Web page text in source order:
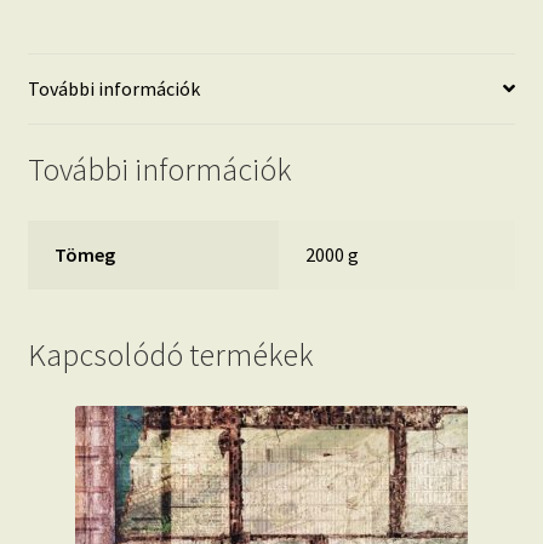
További információk
További információk
Tömeg 2000 g
Kapcsolódó termékek